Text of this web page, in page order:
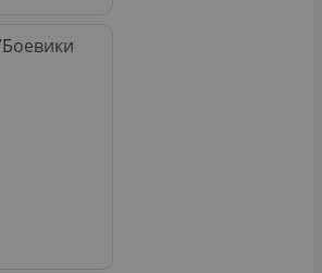
Боевики